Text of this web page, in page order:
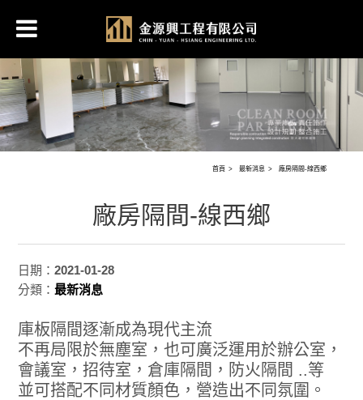
首頁 最新消息 廠房隔間-線西鄉
廠房隔間-線西鄉
日期：2021-01-28
分類：最新消息
庫板隔間逐漸成為現代主流
不再局限於無塵室，也可廣泛運用於辦公室，
會議室，招待室，倉庫隔間，防火隔間 ..等
並可搭配不同材質顏色，營造出不同氛圍。